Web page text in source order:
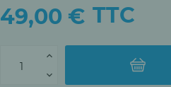
49,00 € TTC